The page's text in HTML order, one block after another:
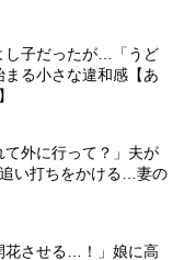
し子だったが…「うど
る小さな違和感【あ
て外に行って？」夫が
い打ちをかける…妻の
花させる…！」娘に高